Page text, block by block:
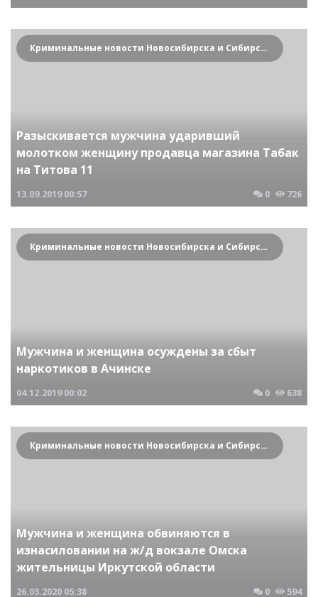
Криминальные новости Новосибирска и Сибирского региона
Разыскивается мужчина ударивший
молотком женщину продавца магазина Табак
на Титова 11
13.09.2019 00:57 0 726
Криминальные новости Новосибирска и Сибирского региона
Мужчина и женщина осуждены за сбыт
наркотиков в Ачинске
04.12.2019 00:02 0 638
Криминальные новости Новосибирска и Сибирского региона
Мужчина и женщина обвиняются в
изнасиловании на ж/д вокзале Омска
жительницы Иркутской области
26.03.2020 05:38 0 594